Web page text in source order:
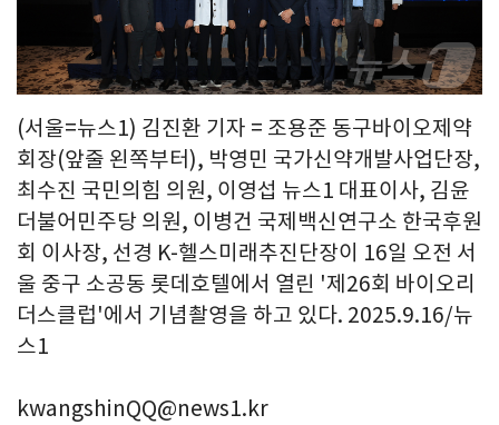
(서울=뉴스1) 김진환 기자 = 조용준 동구바이오제약
회장(앞줄 왼쪽부터), 박영민 국가신약개발사업단장,
최수진 국민의힘 의원, 이영섭 뉴스1 대표이사, 김윤
더불어민주당 의원, 이병건 국제백신연구소 한국후원
회 이사장, 선경 K-헬스미래추진단장이 16일 오전 서
울 중구 소공동 롯데호텔에서 열린 '제26회 바이오리
더스클럽'에서 기념촬영을 하고 있다. 2025.9.16/뉴
스1
kwangshinQQ@news1.kr